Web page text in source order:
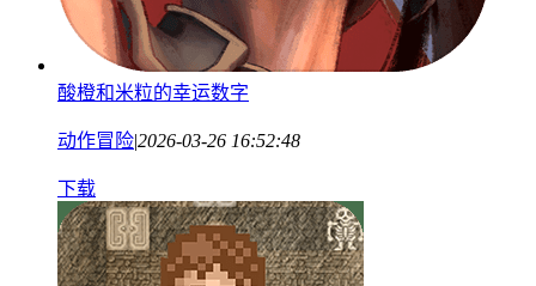
酸橙和米粒的幸运数字
动作冒险|2026-03-26 16:52:48
下载